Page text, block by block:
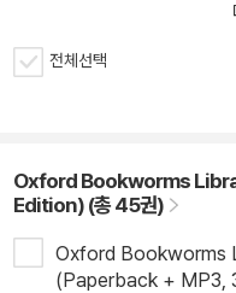
전체선택
Oxford Bookworms
Edition) (총 45권)
Oxford Bookworms
(Paperback + MP3,